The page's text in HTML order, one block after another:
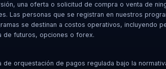
una oferta o solicitud de compra o venta de
Las personas que se registran en nuestros
se destinan a costos operativos, incluyendo
de futuros, opciones o forex.
orquestación de pagos regulada bajo la